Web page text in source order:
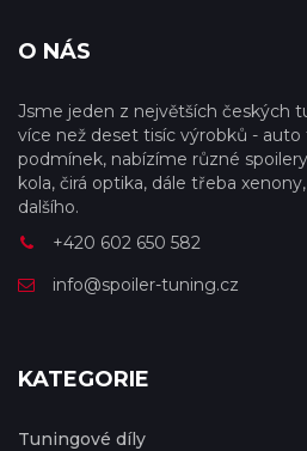
O NÁS
Jsme jeden z největších českých
více než deset tisíc výrobků -
podmínek, nabízíme různé
kola, čirá optika, dále třeba
dalšího.
+420 602 650 582
info@spoiler-tuning.cz
KATEGORIE
Tuningové díly